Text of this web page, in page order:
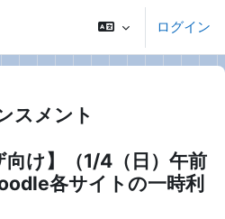
ログイン
スメント
け】（1/4（日）午前
各サイトの一時利